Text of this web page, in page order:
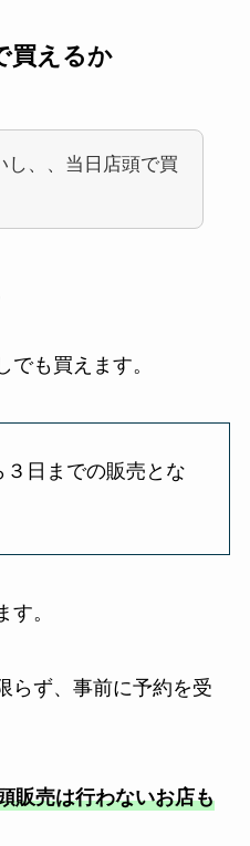
買えるか
し、、当日店頭で買
も買えます。
日までの販売とな
。
らず、事前に予約を受
販売は行わないお店も